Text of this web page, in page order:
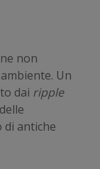
non
Un
dai ripple
di antiche